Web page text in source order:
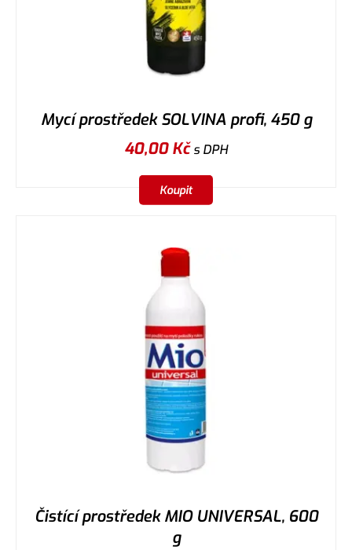
Mycí prostředek SOLVINA profi, 450 g
40,00Kčs DPH
Koupit
Čistící prostředek MIO UNIVERSAL, 600
g